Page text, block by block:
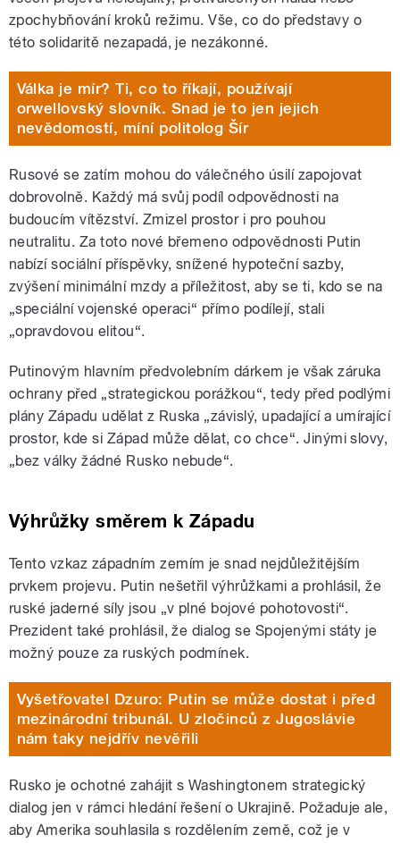
zpochybňování kroků režimu. Vše, co do představy o
této solidaritě nezapadá, je nezákonné.
Válka je mír? Ti, co to říkají, používají
orwellovský slovník. Snad je to jen jejich
nevědomostí, míní politolog Šír
Rusové se zatím mohou do válečného úsilí zapojovat
dobrovolně. Každý má svůj podíl odpovědnosti na
budoucím vítězství. Zmizel prostor i pro pouhou
neutralitu. Za toto nové břemeno odpovědnosti Putin
nabízí sociální příspěvky, snížené hypoteční sazby,
zvýšení minimální mzdy a příležitost, aby se ti, kdo se na
„speciální vojenské operaci“ přímo podílejí, stali
„opravdovou elitou“.
Putinovým hlavním předvolebním dárkem je však záruka
ochrany před „strategickou porážkou“, tedy před podlými
plány Západu udělat z Ruska „závislý, upadající a umírající
prostor, kde si Západ může dělat, co chce“. Jinými slovy,
„bez války žádné Rusko nebude“.
Výhrůžky směrem k Západu
Tento vzkaz západním zemím je snad nejdůležitějším
prvkem projevu. Putin nešetřil výhrůžkami a prohlásil, že
ruské jaderné síly jsou „v plné bojové pohotovosti“.
Prezident také prohlásil, že dialog se Spojenými státy je
možný pouze za ruských podmínek.
Vyšetřovatel Dzuro: Putin se může dostat i před
mezinárodní tribunál. U zločinců z Jugoslávie
nám taky nejdřív nevěřili
Rusko je ochotné zahájit s Washingtonem strategický
dialog jen v rámci hledání řešení o Ukrajině. Požaduje ale,
aby Amerika souhlasila s rozdělením země, což je v